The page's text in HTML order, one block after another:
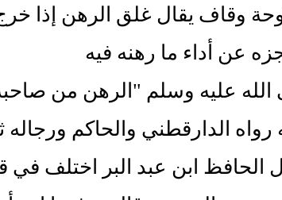
وقاف يقال غلق الرهن إذا
عن أداء ما رهنه فيه
عليه وسلم "الرهن من
الدارقطني والحاكم ورجاله
ابن عبد البر اختلف في